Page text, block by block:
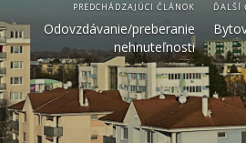
PREDCHÁDZAJÚCI ČLÁNOK
Odovzdávanie/preberanie
nehnuteľnosti
ĎALŠÍ